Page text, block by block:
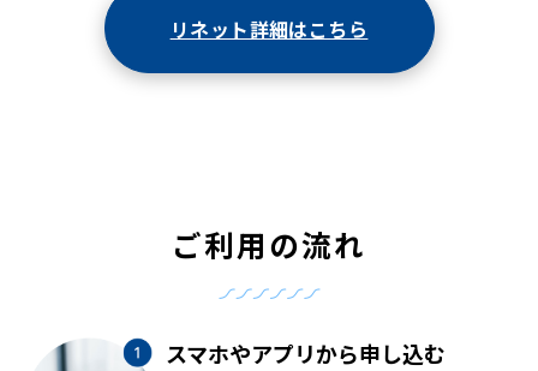
リネット詳細はこちら
ご利用の流れ
スマホやアプリから申し込む